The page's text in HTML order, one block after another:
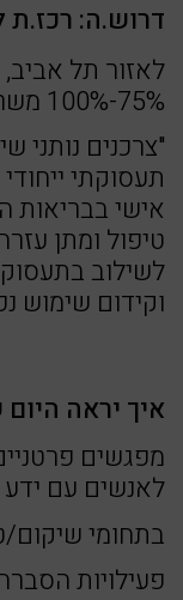
דרוש.ה: רכז.ת
לאזור תל
75%-100% משרה
"צרכנים נותני
תעסוקתי
אישי בבריאות
טיפול ומתן
לשילוב
וקידום שימוש
איך יראה
מפגשים
לאנשים עם ידע
בתחומי שיקום/
פעילויות